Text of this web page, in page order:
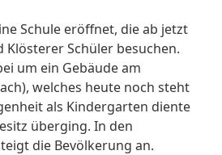
Schule eröffnet, die ab jetzt
Schüler besuchen.
um ein Gebäude am
welches heute noch steht
als Kindergarten diente
überging. In den
die Bevölkerung an.